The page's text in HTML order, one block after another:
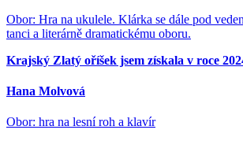
Obor: Hra na ukulele. Klárka se dále pod
tanci a literárně dramatickému oboru.
Krajský Zlatý oříšek jsem získala v roce
Hana Molvová
Obor: hra na lesní roh a klavír